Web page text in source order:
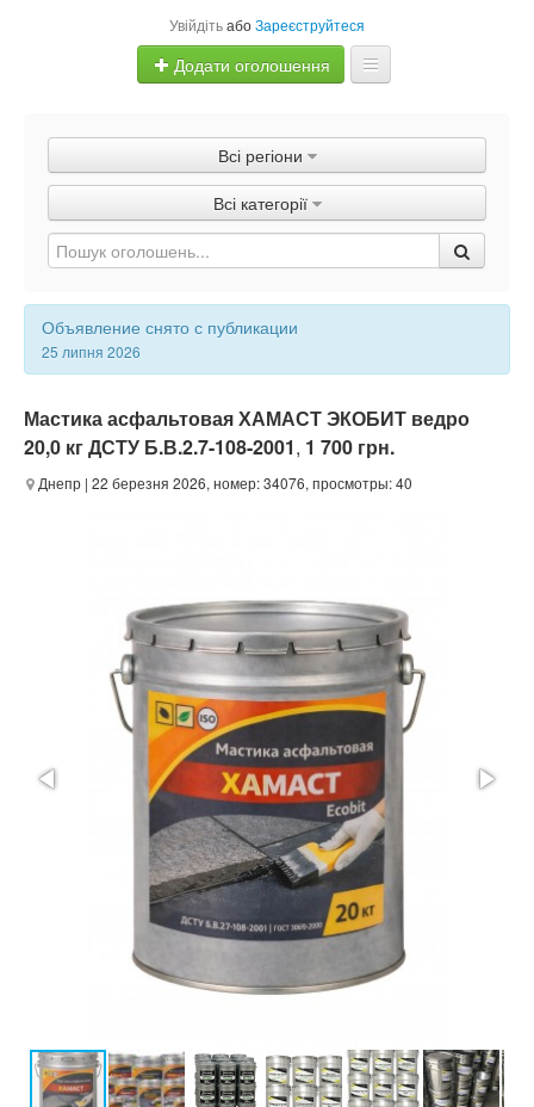
УвійдітьабоЗареєструйтеся
Додати оголошення
Оголошення
Швидка продаж
Всі регіони
Всі категорії
Объявление снято с публикации
25 липня 2026
Мастика асфальтовая ХАМАСТ ЭКОБИТ ведро
20,0 кг ДСТУ Б.В.2.7-108-2001, 1 700 грн.
Днепр | 22 березня 2026, номер: 34076, просмотры: 40